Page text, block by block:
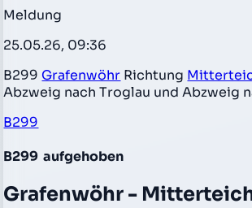
Meldung
25.05.26, 09:36
B299 Grafenwöhr Richtung
Abzweig nach Troglau und Abzweig
B299
B299 aufgehoben
Grafenwöhr -